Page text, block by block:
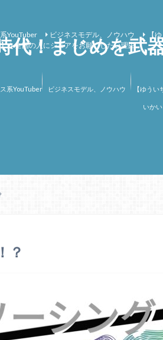
代！まじめを武
YouTuber ビジネスモデル、ノウハウ 【
を全国の人にシェアをお願いしたい理由
系YouTuber ビジネスモデル、ノウハウ 【ゆう
いか
？